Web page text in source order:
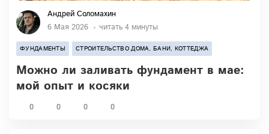
Андрей Соломахин
6 Мая 2026
читать 4 минуты
ФУНДАМЕНТЫ СТРОИТЕЛЬСТВО ДОМА, БАНИ, КОТТЕДЖА
Можно ли заливать фундамент в мае:
мой опыт и косяки
0 0 0
0